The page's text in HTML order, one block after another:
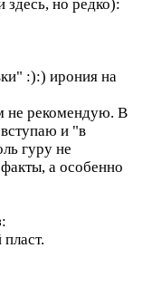
но редко):
:):) ирония на
не рекомендую. В
и "в
гуру не
а особенно